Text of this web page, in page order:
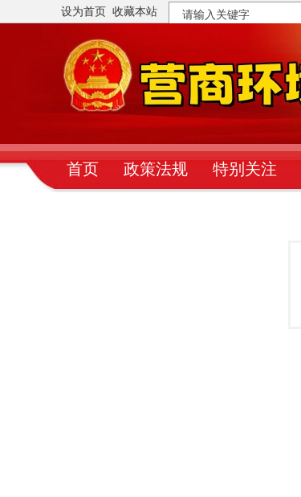
设为首页 收藏本站
搜
索
首页 政策法规 特别关注